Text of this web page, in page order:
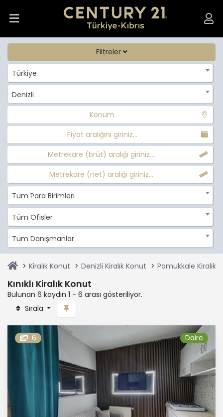
Filtreler
Türkiye
Denizli
Konum
Fiyat aralığını giriniz...
Metrekare (brüt) aralığı giriniz...
Metrekare (net) aralığı giriniz...
Tüm Para Birimleri
Tüm Ofisler
Tüm Danışmanlar
Kiralık Konut Denizli Kiralık Konut Pamukkale Kiralık
Kınıklı Kiralık Konut
Bulunan 6 kaydın 1 - 6 arası gösteriliyor.
Sırala
6 Daire